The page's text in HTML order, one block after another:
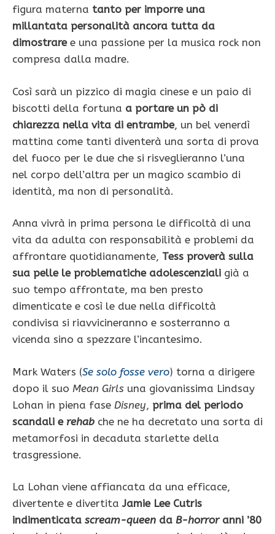
figura materna tanto per imporre una
millantata personalità ancora tutta da
dimostraree una passione per la musica rock non
compresa dalla madre.
Così sarà un pizzico di magia cinese e un paio di
biscotti della fortuna a portare un pò di
chiarezza nella vita di entrambe, un bel venerdì
mattina come tanti diventerà una sorta di prova
del fuoco per le due che si risveglieranno l’una
nel corpo dell’altra per un magico scambio di
identità, ma non di personalità.
Anna vivrà in prima persona le difficoltà di una
vita da adulta con responsabilità e problemi da
affrontare quotidianamente, Tess proverà sulla
sua pelle le problematiche adolescenziali già a
suo tempo affrontate, ma ben presto
dimenticate e così le due nella difficoltà
condivisa si riavvicineranno e sosterranno a
vicenda sino a spezzare l’incantesimo.
Mark Waters (Se solo fosse vero) torna a dirigere
dopo il suo Mean Girls una giovanissima Lindsay
Lohan in piena fase Disney, prima del periodo
scandali e rehab che ne ha decretato una sorta di
metamorfosi in decaduta starlette della
trasgressione.
La Lohan viene affiancata da una efficace,
divertente e divertitaJamie Lee Cutris
indimenticata scream-queen da B-horroranni ’80